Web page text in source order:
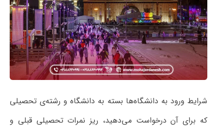
شرایط ورود به دانشگاه‌ها بسته به دانشگاه و رشته‌ی تحصیلی
که برای آن درخواست می‌دهید، ریز نمرات تحصیلی قبلی و